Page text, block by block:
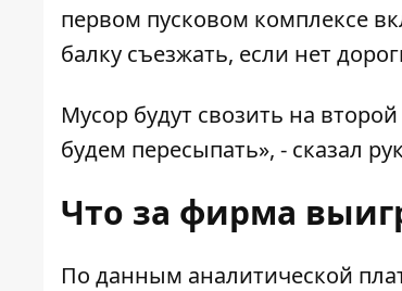
первом пусковом комплексе
балку съезжать, если нет
Мусор будут свозить на
будем пересыпать», - сказал
Что за фирма
По данным аналитической